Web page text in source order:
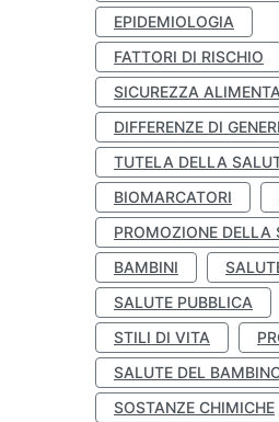
EPIDEMIOLOGIA
FATTORI DI RISCHIO
SICUREZZA
DIFFERENZE DI
TUTELA DELLA
BIOMARCATORI
PROMOZIONE DELLA
BAMBINI
SALUTE PUBBLICA
STILI DI VITA
SALUTE DEL
SOSTANZE CHIMICHE